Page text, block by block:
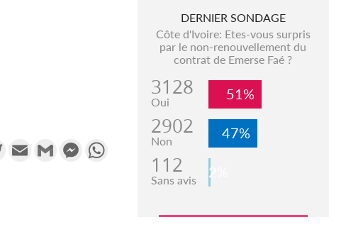
TwitterEmail Gmail MessengerWhatsApp
DERNIER SONDAGE
Côte d'Ivoire: Etes-vous surpris
par le non-renouvellement du
contrat de Emerse Faé ?
3128
Oui 51%
2902
Non 47%
112
Sans avis 2%